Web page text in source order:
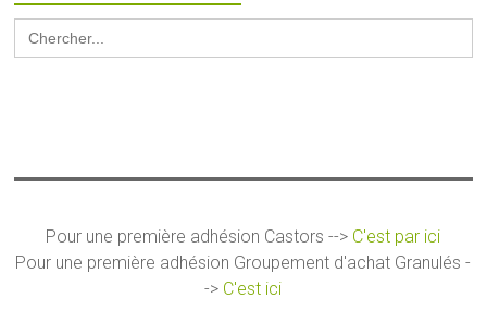
Search
for:
Pour une première adhésion Castors --> C'est par ici
Pour une première adhésion Groupement d'achat Granulés -
-> C'est ici